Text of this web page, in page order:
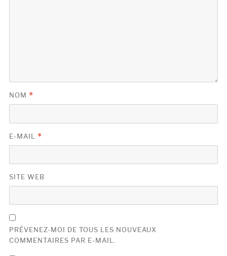
NOM *
E-MAIL *
SITE WEB
PRÉVENEZ-MOI DE TOUS LES NOUVEAUX
COMMENTAIRES PAR E-MAIL.